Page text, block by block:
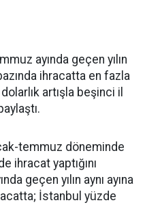
ayında geçen yılın
ihracatta en fazla
artışla beşinci il
temmuz döneminde
ihracat yaptığını
geçen yılın aynı ayına
İstanbul yüzde